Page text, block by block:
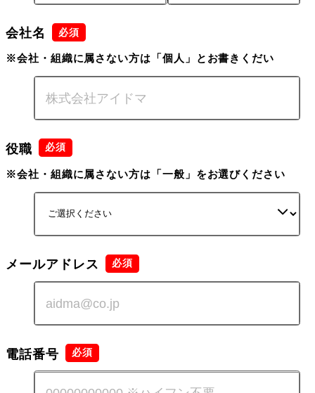
会社名
※会社・組織に属さない方は「個人」とお書きくだい
役職
※会社・組織に属さない方は「一般」をお選びください
メールアドレス
電話番号